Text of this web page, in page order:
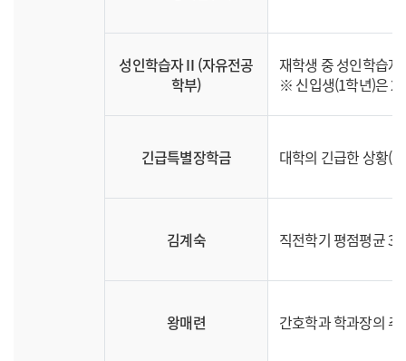
성인학습자Ⅱ(자유전공
학부)
재학생 중 성인학습
※ 신입생(1학년)은 2
긴급특별장학금 대학의 긴급한 상황(
김계숙 직전학기 평점평균
왕매련 간호학과 학과장의 추